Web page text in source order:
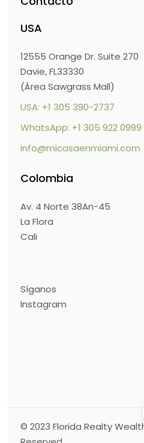
USA
12555 Orange Dr. Suite 270
Davie, FL33330
(Área Sawgrass Mall)
USA: +1 305 390-2737
WhatsApp: +1 305 922 0999
info@micasaenmiami.com
Colombia
Av. 4 Norte 38An-45
La Flora
Cali
Síganos
Instagram
© 2023Florida Realty